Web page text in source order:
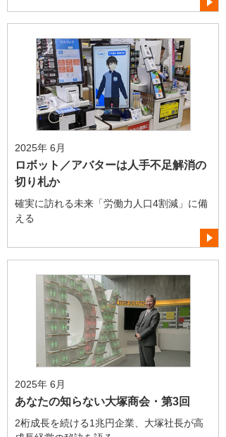
2025年 6月
ロボット／アバターは人手不足解消の
切り札か
確実に訪れる未来「労働力人口4割減」に備
える
2025年 6月
あなたの知らない大塚商会・第3回
2桁成長を続ける1兆円企業、大塚社長が高